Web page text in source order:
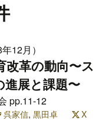
12月）
改革の動向〜ス
進展と課題〜
pp.11-12
呉家信, 黒田卓
X